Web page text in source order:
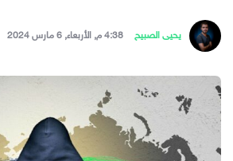
يحيى الصبيح 4:38 م, الأربعاء, 6 مارس 2024